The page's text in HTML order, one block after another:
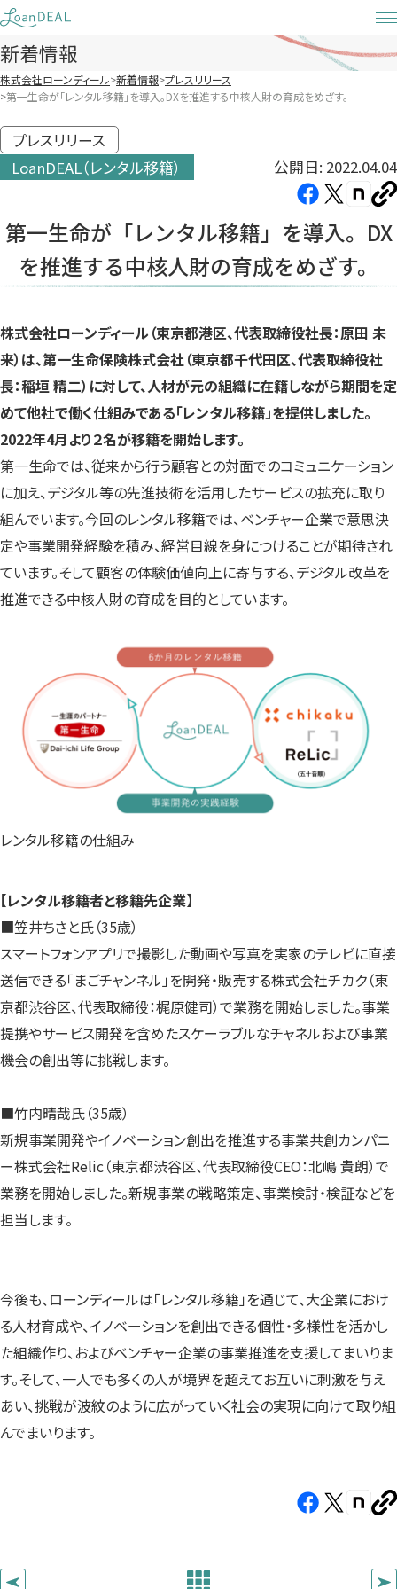
Skip
to
content
新着情報
株式会社ローンディール 新着情報 プレスリリース
第一生命が「レンタル移籍」を導入。DXを推進する中核人財の育成をめざす。
プレスリリース
LoanDEAL（レンタル移籍）
公開日: 2022.04.04
Facebook（新
い
タ
ブ
開
き
ま
す）
X（新
い
タ
ブ
開
き
ま
す）
note（新
い
タ
ブ
開
き
ま
す）
コ
ピ
第一生命が「レンタル移籍」を導入。DX
を推進する中核人財の育成をめざす。
株式会社ローンディール（東京都港区、代表取締役社長：原田 未
来）は、第一生命保険株式会社（東京都千代田区、代表取締役社
長：稲垣 精二）に対して、人材が元の組織に在籍しながら期間を定
めて他社で働く仕組みである「レンタル移籍」を提供しました。
2022年4月より２名が移籍を開始します。
第一生命では、従来から行う顧客との対面でのコミュニケーション
に加え、デジタル等の先進技術を活用したサービスの拡充に取り
組んでいます。今回のレンタル移籍では、ベンチャー企業で意思決
定や事業開発経験を積み、経営目線を身につけることが期待され
ています。そして顧客の体験価値向上に寄与する、デジタル改革を
推進できる中核人財の育成を目的としています。
レンタル移籍の仕組み
【レンタル移籍者と移籍先企業】
■笠井ちさと氏（35歳）
スマートフォンアプリで撮影した動画や写真を実家のテレビに直接
送信できる「まごチャンネル」を開発・販売する株式会社チカク（東
京都渋谷区、代表取締役：梶原健司）で業務を開始しました。事業
提携やサービス開発を含めたスケーラブルなチャネルおよび事業
機会の創出等に挑戦します。
■竹内晴哉氏（35歳）
新規事業開発やイノベーション創出を推進する事業共創カンパニ
ー株式会社Relic（東京都渋谷区、代表取締役CEO：北嶋 貴朗）で
業務を開始しました。新規事業の戦略策定、事業検討・検証などを
担当します。
今後も、ローンディールは「レンタル移籍」を通じて、大企業におけ
る人材育成や、イノベーションを創出できる個性・多様性を活かし
た組織作り、およびベンチャー企業の事業推進を支援してまいりま
す。そして、一人でも多くの人が境界を超えてお互いに刺激を与え
あい、挑戦が波紋のように広がっていく社会の実現に向けて取り組
んでまいります。
Facebook（新
X（新 note（新
ー